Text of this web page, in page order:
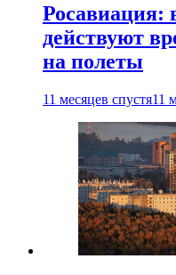
Росавиация:
действуют
на полеты
11 месяцев спустя11